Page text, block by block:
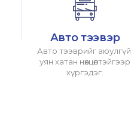
Авто тээвэр
Авто тээврийг аюулгүй,
уян хатан нөхцөлтэйгээр
хүргэдэг.